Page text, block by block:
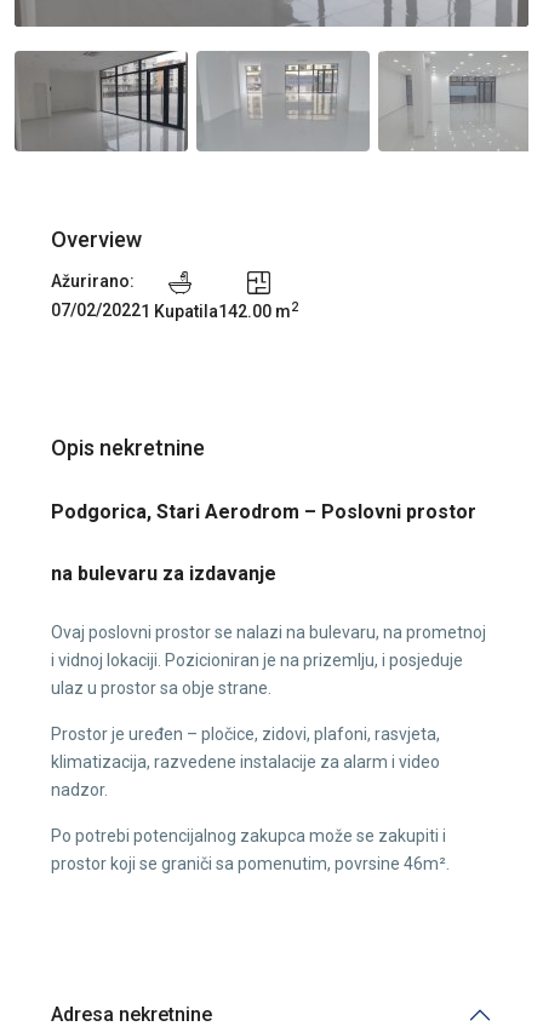
Overview
Ažurirano:
07/02/20221 Kupatila142.00 m2
Opis nekretnine
Podgorica, Stari Aerodrom – Poslovni prostor
na bulevaru za izdavanje
Ovaj poslovni prostor se nalazi na bulevaru, na prometnoj
i vidnoj lokaciji. Pozicioniran je na prizemlju, i posjeduje
ulaz u prostor sa obje strane.
Prostor je uređen – pločice, zidovi, plafoni, rasvjeta,
klimatizacija, razvedene instalacije za alarm i video
nadzor.
Po potrebi potencijalnog zakupca može se zakupiti i
prostor koji se graniči sa pomenutim, povrsine 46m².
Adresa nekretnine